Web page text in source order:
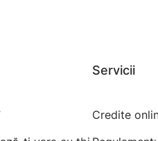
Servicii
Credite